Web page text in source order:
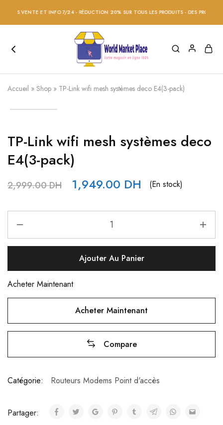
VENTE ET INFO 7/24 - RÉDUCTION 20% SUR TOUS LES PRODUITS - DES PRODUITS
Accueil » Shop » TP-Link wifi mesh systèmes deco E4(3-pack)
TP-Link wifi mesh systèmes deco
E4(3-pack)
2,999.00DH 1,949.00 DH (En stock)
Ajouter Au Panier
Acheter Maintenant
Acheter Maintenant
Compare
Catégorie: Routeurs Modems Point d'accès
Partager: